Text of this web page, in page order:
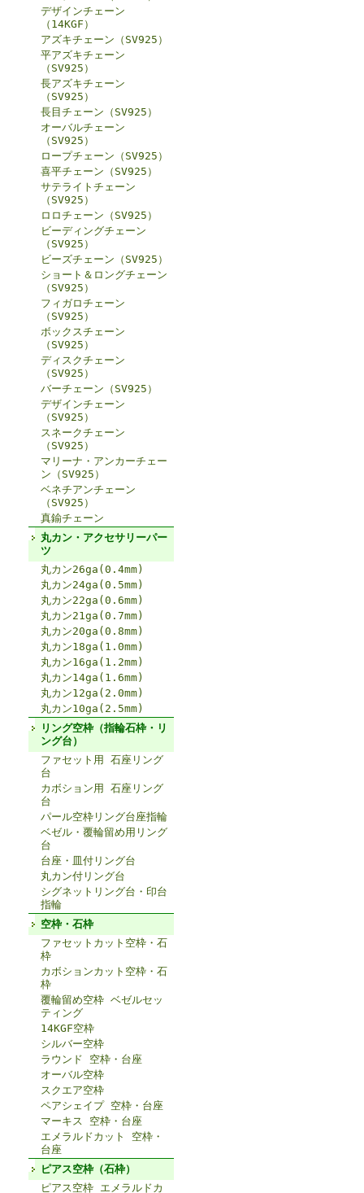
デザインチェーン
（14KGF）
アズキチェーン（SV925）
平アズキチェーン
（SV925）
長アズキチェーン
（SV925）
長目チェーン（SV925）
オーバルチェーン
（SV925）
ロープチェーン（SV925）
喜平チェーン（SV925）
サテライトチェーン
（SV925）
ロロチェーン（SV925）
ビーディングチェーン
（SV925）
ビーズチェーン（SV925）
ショート＆ロングチェーン
（SV925）
フィガロチェーン
（SV925）
ボックスチェーン
（SV925）
ディスクチェーン
（SV925）
バーチェーン（SV925）
デザインチェーン
（SV925）
スネークチェーン
（SV925）
マリーナ・アンカーチェー
ン（SV925）
ベネチアンチェーン
（SV925）
真鍮チェーン
丸カン・アクセサリーパー
ツ
丸カン26ga(0.4mm)
丸カン24ga(0.5mm)
丸カン22ga(0.6mm)
丸カン21ga(0.7mm)
丸カン20ga(0.8mm)
丸カン18ga(1.0mm)
丸カン16ga(1.2mm)
丸カン14ga(1.6mm)
丸カン12ga(2.0mm)
丸カン10ga(2.5mm)
リング空枠（指輪石枠・リ
ング台）
ファセット用 石座リング
台
カボション用 石座リング
台
パール空枠リング台座指輪
ベゼル・覆輪留め用リング
台
台座・皿付リング台
丸カン付リング台
シグネットリング台・印台
指輪
空枠・石枠
ファセットカット空枠・石
枠
カボションカット空枠・石
枠
覆輪留め空枠 ベゼルセッ
ティング
14KGF空枠
シルバー空枠
ラウンド 空枠・台座
オーバル空枠
スクエア空枠
ペアシェイプ 空枠・台座
マーキス 空枠・台座
エメラルドカット 空枠・
台座
ピアス空枠（石枠）
ピアス空枠 エメラルドカ